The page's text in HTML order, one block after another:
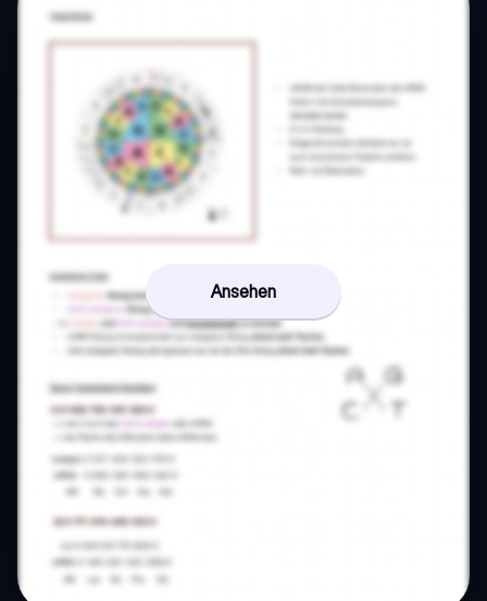
Ansehen